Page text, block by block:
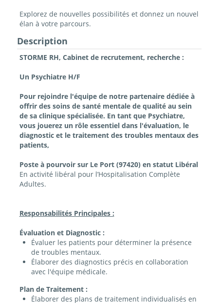
Explorez de nouvelles possibilités et donnez un nouvel
élan à votre parcours.
Description
STORME RH, Cabinet de recrutement, recherche :
Un Psychiatre H/F
Pour rejoindre l'équipe de notre partenaire dédiée à
offrir des soins de santé mentale de qualité au sein
de sa clinique spécialisée. En tant que Psychiatre,
vous jouerez un rôle essentiel dans l'évaluation, le
diagnostic et le traitement des troubles mentaux des
patients,
Poste à pourvoir sur Le Port (97420) en statut Libéral
En activité libéral pour l’Hospitalisation Complète
Adultes.
Responsabilités Principales :
Évaluation et Diagnostic :
Évaluer les patients pour déterminer la présence
de troubles mentaux.
Élaborer des diagnostics précis en collaboration
avec l'équipe médicale.
Plan de Traitement :
Élaborer des plans de traitement individualisés en